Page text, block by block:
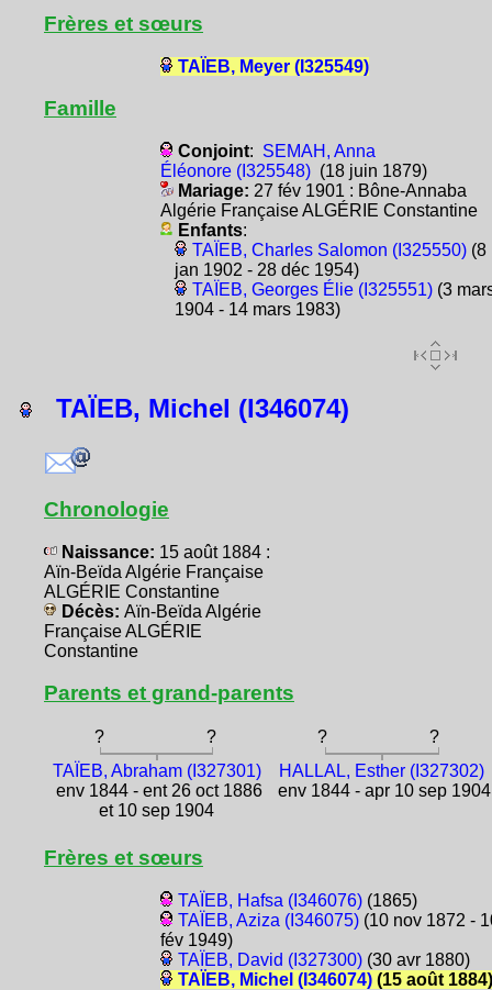
Frères et sœurs
TAÏEB, Meyer (I325549)
Famille
Conjoint: SEMAH, Anna
Éléonore (I325548)(18 juin 1879)
Mariage: 27 fév 1901 : Bône-Annaba
Algérie Française ALGÉRIE Constantine
Enfants:
TAÏEB, Charles Salomon (I325550)(8
jan 1902 - 28 déc 1954)
TAÏEB, Georges Élie (I325551)(3
1904 - 14 mars 1983)
TAÏEB, Michel (I346074)
Chronologie
Naissance: 15 août 1884 :
Aïn-Beïda Algérie Française
ALGÉRIE Constantine
Décès: Aïn-Beïda Algérie
Française ALGÉRIE
Constantine
Parents et grand-parents
? ? ?
?
TAÏEB, Abraham (I327301)
env 1844 - ent 26 oct 1886
et 10 sep 1904
HALLAL, Esther (I327302)
env 1844 - apr 10 sep 1904
Frères et sœurs
TAÏEB, Hafsa (I346076)(1865)
TAÏEB, Aziza (I346075)(10 nov 1872 -
fév 1949)
TAÏEB, David (I327300)(30 avr 1880)
TAÏEB, Michel (I346074)(15 août 1884)